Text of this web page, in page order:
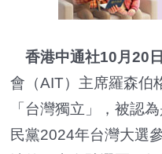
香港中通社10月20
會（AIT）主席羅森伯
「台灣獨立」，被認
民黨2024年台灣大選